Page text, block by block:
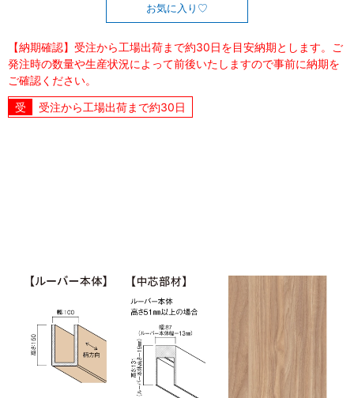
お気に入り
【納期確認】受注から工場出荷まで約30日を目安納期とします。ご
発注時の数量や生産状況によって前後いたしますので事前に納期を
ご確認ください。
受注から工場出荷まで約30日